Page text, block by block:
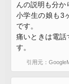
んの説明も分か
小学生の娘も3
です。
痛いときは電話
す。
引用元：